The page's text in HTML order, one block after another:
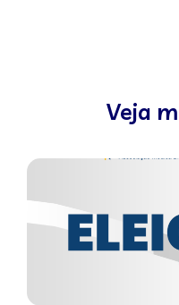
Veja